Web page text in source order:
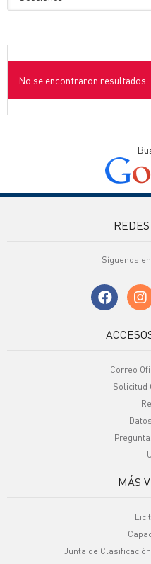
No se encontraron resultados.
Síguenos
Correo
Solicitud
MÁS
Junta de